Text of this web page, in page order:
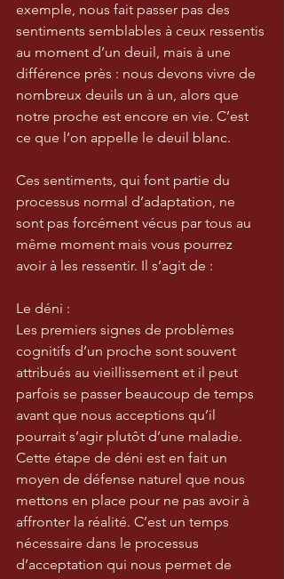
exemple, nous fait passer pas des
sentiments semblables à ceux ressentis
au moment d’un deuil, mais à une
différence près : nous devons vivre de
nombreux deuils un à un, alors que
notre proche est encore en vie. C’est
ce que l’on appelle le deuil blanc.
Ces sentiments, qui font partie du
processus normal d’adaptation, ne
sont pas forcément vécus par tous au
même moment mais vous pourrez
avoir à les ressentir. Il s’agit de :
Le déni :
Les premiers signes de problèmes
cognitifs d’un proche sont souvent
attribués au vieillissement et il peut
parfois se passer beaucoup de temps
avant que nous acceptions qu’il
pourrait s’agir plutôt d’une maladie.
Cette étape de déni est en fait un
moyen de défense naturel que nous
mettons en place pour ne pas avoir à
affronter la réalité. C’est un temps
nécessaire dans le processus
d’acceptation qui nous permet de